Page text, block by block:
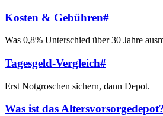
Kosten & Gebühren#
Was 0,8% Unterschied über 30 Jahre
Tagesgeld-Vergleich#
Erst Notgroschen sichern, dann Depot.
Was ist das